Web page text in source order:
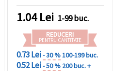
1.04Lei 1-99 buc.
REDUCERI
PENTRU CANTITATE
0.73 Lei- 30 %100-199 buc.
0.52 Lei- 50 % 200 buc. +